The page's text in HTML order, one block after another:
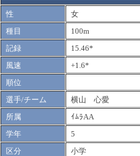
性
女
種目
100m
記録
15.46*
風速
+1.6*
順位
選手/チーム
横山 心愛
所属
ｲﾑﾗAA
学年
5
区分
小学